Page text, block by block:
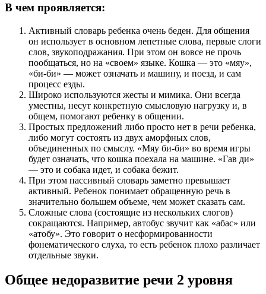
В чем проявляется:
Активный словарь ребенка очень беден. Для общения
он использует в основном лепетные слова, первые слоги
слов, звукоподражания. При этом он вовсе не прочь
пообщаться, но на «своем» языке. Кошка — это «мяу»,
«би-би» — может означать и машину, и поезд, и сам
процесс езды.
Широко используются жесты и мимика. Они всегда
уместны, несут конкретную смысловую нагрузку и, в
общем, помогают ребенку в общении.
Простых предложений либо просто нет в речи ребенка,
либо могут состоять из двух аморфных слов,
объединенных по смыслу. «Мяу би-би» во время игры
будет означать, что кошка поехала на машине. «Гав ди»
— это и собака идет, и собака бежит.
При этом пассивный словарь заметно превышает
активный. Ребенок понимает обращенную речь в
значительно большем объеме, чем может сказать сам.
Сложные слова (состоящие из нескольких слогов)
сокращаются. Например, автобус звучит как «абас» или
«атобу». Это говорит о несформированности
фонематического слуха, то есть ребенок плохо различает
отдельные звуки.
Общее недоразвитие речи 2 уровня